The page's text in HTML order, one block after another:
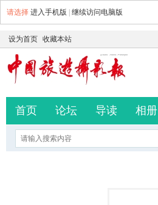
请选择 进入手机版 继续访问电脑版
设为首页 收藏本站
首页 论坛 导读 相册